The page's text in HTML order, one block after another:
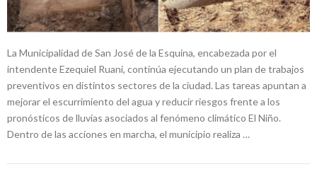
La Municipalidad de San José de la Esquina, encabezada por el
intendente Ezequiel Ruani, continúa ejecutando un plan de trabajos
preventivos en distintos sectores de la ciudad. Las tareas apuntan a
mejorar el escurrimiento del agua y reducir riesgos frente a los
pronósticos de lluvias asociados al fenómeno climático El Niño.
Dentro de las acciones en marcha, el municipio realiza …